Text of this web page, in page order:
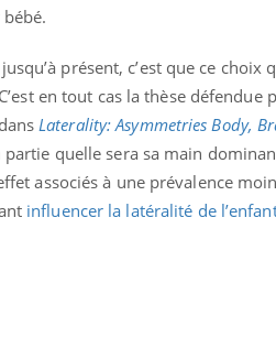
présent, c’est que ce
en tout cas la thèse défendue
Laterality: Asymmetries Body,
quelle sera sa main
associés à une prévalence
influencer la latéralité de